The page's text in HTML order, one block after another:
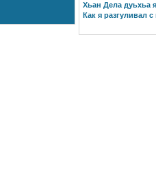
Хьан Дела дуьхьа
Как я разгуливал